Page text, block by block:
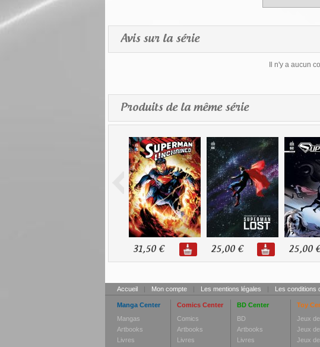
Avis sur la série
Il n'y a aucun
Produits de la même série
31,50 € 25,00 € 25,00 €
Accueil | Mon compte | Les mentions légales | Les conditions
Manga Center
Mangas
Artbooks
Livres
Comics Center
Comics
Artbooks
Livres
BD Center
BD
Artbooks
Livres
Toy
Jeux
Jeux
Jeux